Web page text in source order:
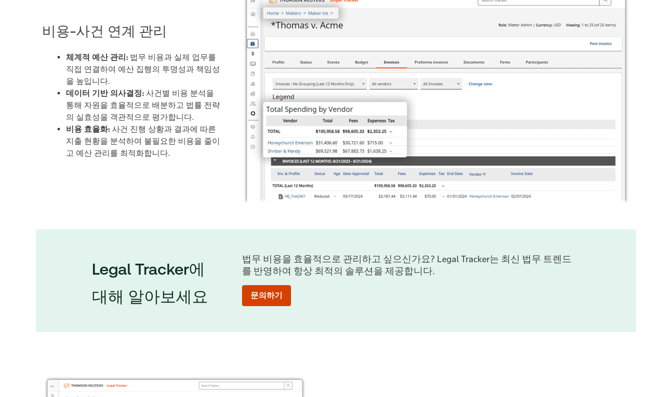
비용-사건 연계 관리
체계적 예산 관리: 법무 비용과 실제 업무를
직접 연결하여 예산 집행의 투명성과 책임성
을 높입니다.
데이터 기반 의사결정: 사건별 비용 분석을
통해 자원을 효율적으로 배분하고 법률 전략
의 실효성을 객관적으로 평가합니다.
비용 효율화: 사건 진행 상황과 결과에 따른
지출 현황을 분석하여 불필요한 비용을 줄이
고 예산 관리를 최적화합니다.
Legal Tracker에
대해 알아보세요
법무 비용을 효율적으로 관리하고 싶으신가요? Legal Tracker는 최신 법무 트렌드
를 반영하여 항상 최적의 솔루션을 제공합니다.
문의하기